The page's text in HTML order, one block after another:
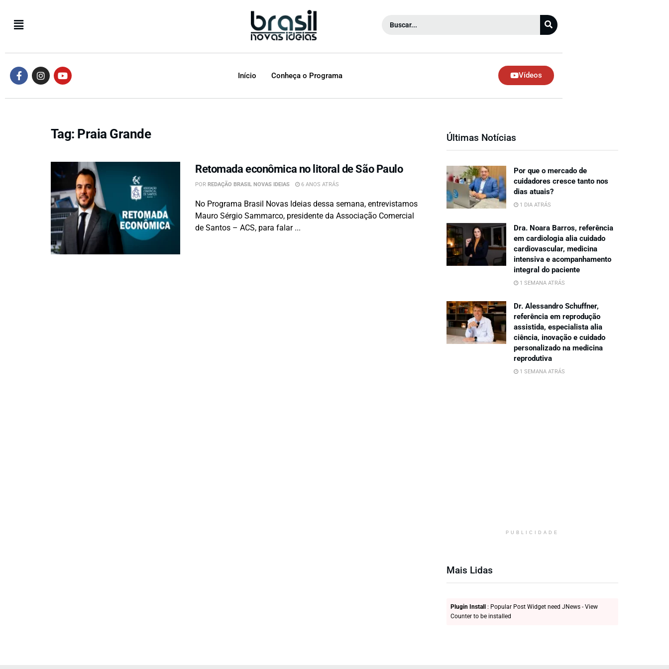
Início Conheça o Programa Vídeos
Tag: Praia Grande
Retomada econômica no litoral de São Paulo
POR REDAÇÃO BRASIL NOVAS IDEIAS 6 ANOS ATRÁS
No Programa Brasil Novas Ideias dessa semana, entrevistamos
Mauro Sérgio Sammarco, presidente da Associação Comercial
de Santos – ACS, para falar ...
Últimas Notícias
Por que o mercado de
cuidadores cresce tanto nos
dias atuais?
1 DIA ATRÁS
Dra. Noara Barros, referência
em cardiologia alia cuidado
cardiovascular, medicina
intensiva e acompanhamento
integral do paciente
1 SEMANA ATRÁS
Dr. Alessandro Schuffner,
referência em reprodução
assistida, especialista alia
ciência, inovação e cuidado
personalizado na medicina
reprodutiva
1 SEMANA ATRÁS
PUBLICIDADE
Mais Lidas
Plugin Install : Popular Post Widget need JNews - View
Counter to be installed